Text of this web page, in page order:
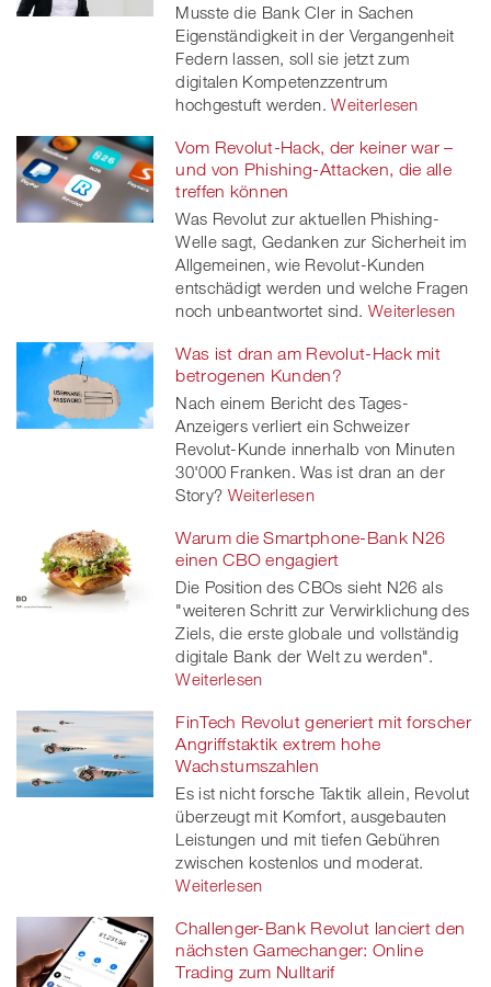
Musste die Bank Cler in Sachen
Eigenständigkeit in der Vergangenheit
Federn lassen, soll sie jetzt zum
digitalen Kompetenzzentrum
hochgestuft werden. Weiterlesen
Vom Revolut-Hack, der keiner war –
und von Phishing-Attacken, die alle
treffen können
Was Revolut zur aktuellen Phishing-
Welle sagt, Gedanken zur Sicherheit im
Allgemeinen, wie Revolut-Kunden
entschädigt werden und welche Fragen
noch unbeantwortet sind. Weiterlesen
Was ist dran am Revolut-Hack mit
betrogenen Kunden?
Nach einem Bericht des Tages-
Anzeigers verliert ein Schweizer
Revolut-Kunde innerhalb von Minuten
30'000 Franken. Was ist dran an der
Story? Weiterlesen
Warum die Smartphone-Bank N26
einen CBO engagiert
Die Position des CBOs sieht N26 als
"weiteren Schritt zur Verwirklichung des
Ziels, die erste globale und vollständig
digitale Bank der Welt zu werden".
Weiterlesen
FinTech Revolut generiert mit forscher
Angriffstaktik extrem hohe
Wachstumszahlen
Es ist nicht forsche Taktik allein, Revolut
überzeugt mit Komfort, ausgebauten
Leistungen und mit tiefen Gebühren
zwischen kostenlos und moderat.
Weiterlesen
Challenger-Bank Revolut lanciert den
nächsten Gamechanger: Online
Trading zum Nulltarif